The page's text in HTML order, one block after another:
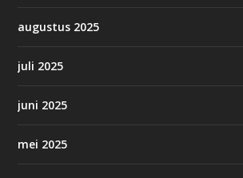
augustus 2025
juli 2025
juni 2025
mei 2025